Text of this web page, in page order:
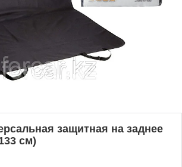
защитная на заднее
см)